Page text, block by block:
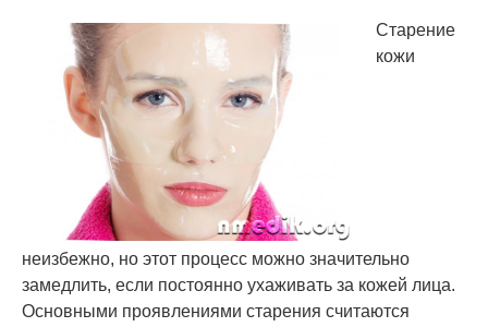
Старение
кожи
неизбежно, но этот процесс можно значительно
замедлить, если постоянно ухаживать за кожей лица.
Основными проявлениями старения считаются